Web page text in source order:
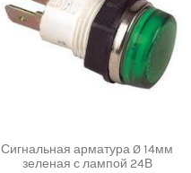
Сигнальная арматура Ø 14мм
зеленая с лампой 24В